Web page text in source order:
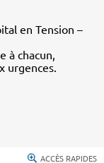
en Tension –
à chacun,
urgences.
ACCÈS RAPIDES